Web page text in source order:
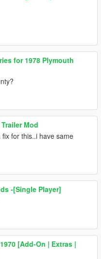
for 1978 Plymouth
Mod
for this..i have same
-[Single Player]
[Add-On | Extras |